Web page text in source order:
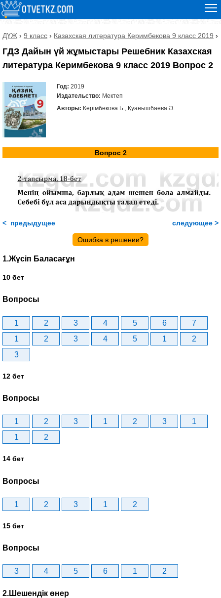
ДҮЖ › 9 класс › Казахская литература Керимбекова 9 класс 2019 ›
ГДЗ Дайын үй жұмыстары Решебник Казахская
литература Керимбекова 9 класс 2019 Вопрос 2
Год: 2019
Издательство: Мектеп
Авторы: Керімбекова Б., Қуанышбаева Ә.
Вопрос 2
< предыдущее следующее >
Ошибка в решении?
1.Жүсіп Баласағұн
10 бет
Вопросы
1 2 3 4 5 6
7
1
2 3 4 5 1
2
3
12 бет
Вопросы
1 2 3 1 2 3
1
1
2
14 бет
Вопросы
1 2 3 1 2
15 бет
Вопросы
3 4 5 6 1 2
2.Шешендік өнер